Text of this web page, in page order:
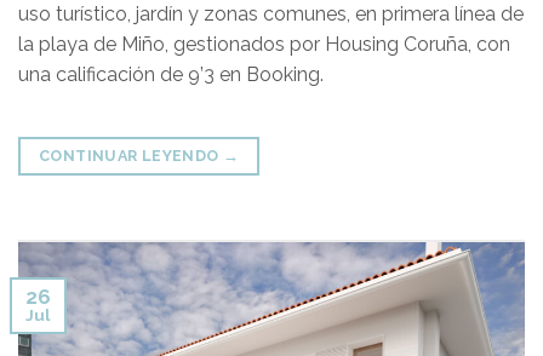
uso turístico, jardín y zonas comunes, en primera línea de
la playa de Miño, gestionados por Housing Coruña, con
una calificación de 9’3 en Booking.
CONTINUAR LEYENDO →
26
Jul